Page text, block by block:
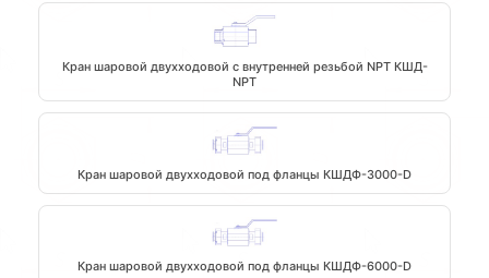
Кран шаровой двухходовой с внутренней резьбой NPT КШД-
NPT
Кран шаровой двухходовой под фланцы КШДФ-3000-D
Кран шаровой двухходовой под фланцы КШДФ-6000-D